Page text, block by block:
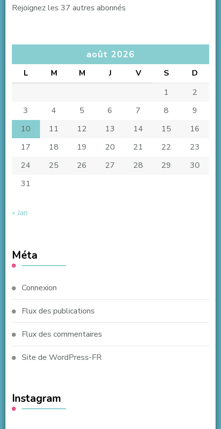
Rejoignez les 37 autres abonnés
août 2026
L M M J V S
D
1
2
3
4 5 6 7 8
9
10
11 12 13 14 15
16
17
18 19 20 21 22
23
24
25 26 27 28 29
30
31
« Jan
Méta
Connexion
Flux des publications
Flux des commentaires
Site de WordPress-FR
Instagram